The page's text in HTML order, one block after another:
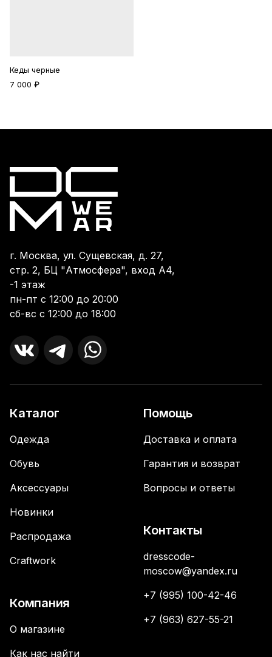
Кеды черные
7 000 ₽
г. Москва, ул. Сущевская, д. 27,
стр. 2, БЦ "Атмосфера", вход А4,
-1 этаж
пн-пт с 12:00 до 20:00
сб-вс с 12:00 до 18:00
Каталог
Одежда
Обувь
Аксессуары
Новинки
Распродажа
Craftwork
Компания
О магазине
Как нас найти
Помощь
Доставка и оплата
Гарантия и возврат
Вопросы и ответы
Контакты
dresscode-
moscow@yandex.ru
+7 (995) 100-42-46
+7 (963) 627-55-21